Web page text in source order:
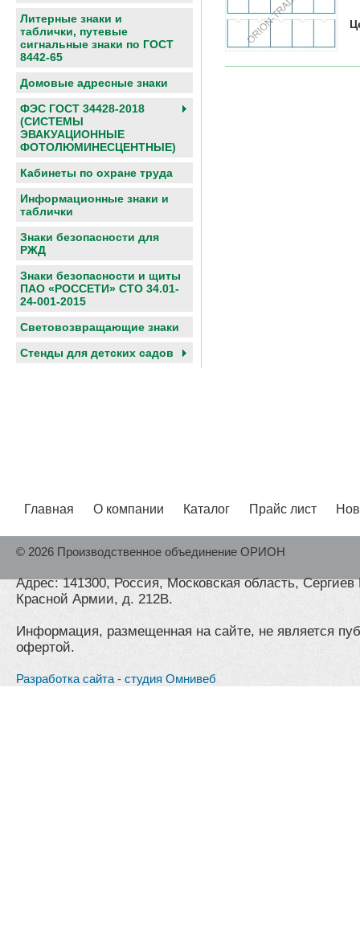
Литерные знаки и
таблички, путевые
сигнальные знаки по ГОСТ
8442-65
Домовые адресные знаки
ФЭС ГОСТ 34428-2018
(СИСТЕМЫ
ЭВАКУАЦИОННЫЕ
ФОТОЛЮМИНЕСЦЕНТНЫЕ)
Кабинеты по охране труда
Информационные знаки и
таблички
Знаки безопасности для
РЖД
Знаки безопасности и щиты
ПАО «РОССЕТИ» СТО 34.01-
24-001-2015
Световозвращающие знаки
Cтенды для детских садов
Главная О компании Каталог Прайс лист
© 2026 Производственное объединение ОРИОН
Адрес: 141300, Россия, Московская область,
Красной Армии, д. 212В.
Информация, размещенная на сайте, не является
офертой.
Разработка сайта - студия Омнивеб